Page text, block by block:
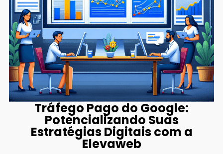
Tráfego Pago do Google:
Potencializando Suas
Estratégias Digitais com a
Elevaweb